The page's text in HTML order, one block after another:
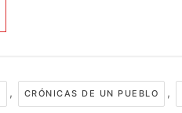
, CRÓNICAS DE UN PUEBLO ,